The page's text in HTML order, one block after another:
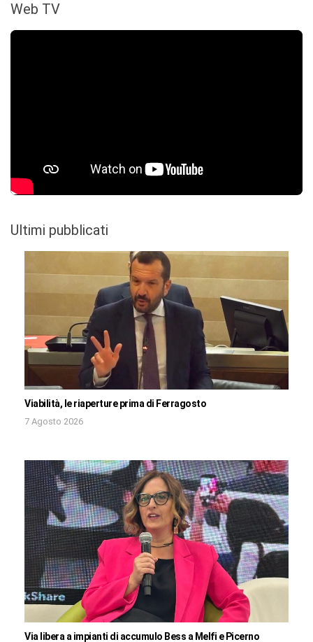
Web TV
Ultimi pubblicati
Viabilità, le riaperture prima di Ferragosto
7 Agosto 2026
Via libera a impianti di accumulo Bess a Melfi e Picerno